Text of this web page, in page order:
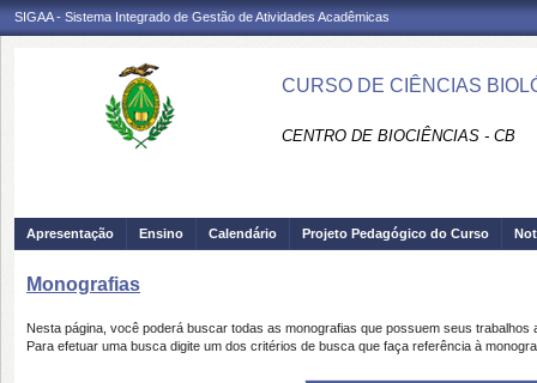
SIGAA - Sistema Integrado de Gestão de Atividades Acadêmicas
CURSO DE CIÊNCIAS
CENTRO DE BIOCIÊNCIAS - CB
Apresentação Ensino Calendário Projeto Pedagógico do Curso
Monografias
Nesta página, você poderá buscar todas as monografias que possuem seus trabalhos
Para efetuar uma busca digite um dos critérios de busca que faça referência à